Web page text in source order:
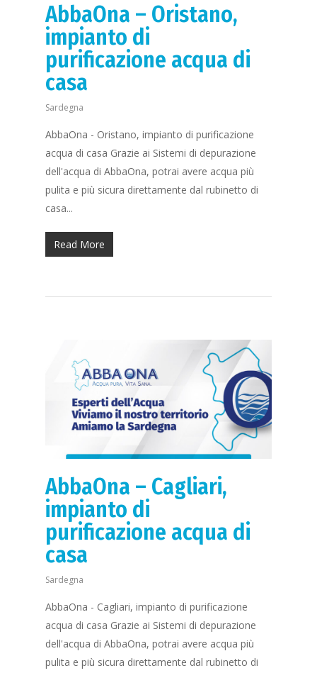
AbbaOna – Oristano,
impianto di
purificazione acqua di
casa
Sardegna
AbbaOna - Oristano, impianto di purificazione
acqua di casa Grazie ai Sistemi di depurazione
dell'acqua di AbbaOna, potrai avere acqua più
pulita e più sicura direttamente dal rubinetto di
casa...
Read More
AbbaOna – Cagliari,
impianto di
purificazione acqua di
casa
Sardegna
AbbaOna - Cagliari, impianto di purificazione
acqua di casa Grazie ai Sistemi di depurazione
dell'acqua di AbbaOna, potrai avere acqua più
pulita e più sicura direttamente dal rubinetto di
Richiedi